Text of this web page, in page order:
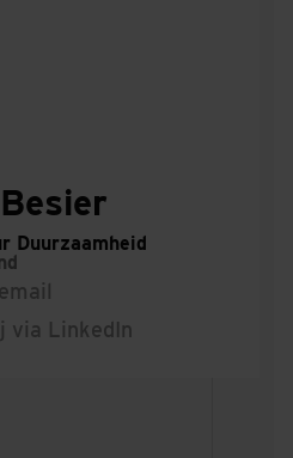
Duurzaamheid
via LinkedIn